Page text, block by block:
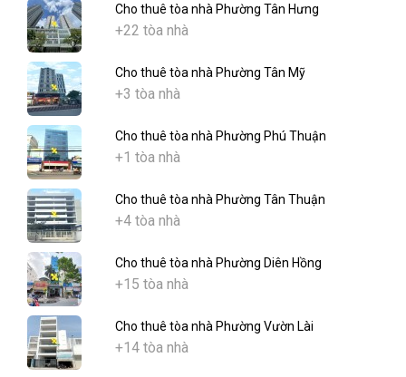
Cho thuê tòa nhà Phường Tân Hưng
+22 tòa nhà
Cho thuê tòa nhà Phường Tân Mỹ
+3 tòa nhà
Cho thuê tòa nhà Phường Phú Thuận
+1 tòa nhà
Cho thuê tòa nhà Phường Tân Thuận
+4 tòa nhà
Cho thuê tòa nhà Phường Diên Hồng
+15 tòa nhà
Cho thuê tòa nhà Phường Vườn Lài
+14 tòa nhà